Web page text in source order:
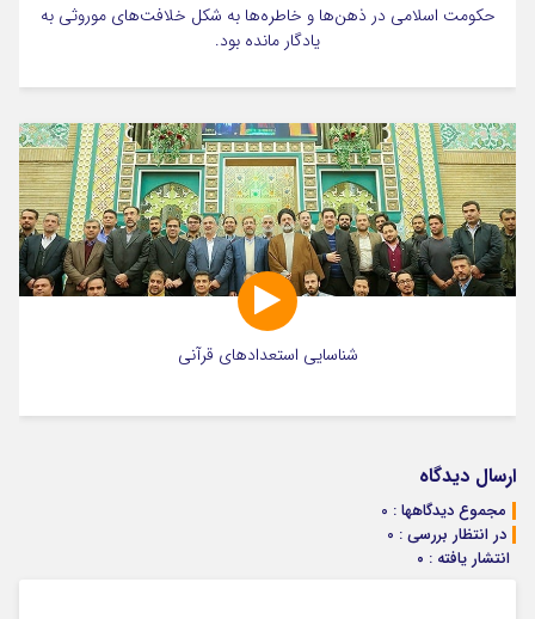
حکومت اسلامی در ذهن‌ها و خاطره‌ها به شکل خلافت‌های موروثی به
یادگار مانده بود.
شناسایی استعدادهای قرآنی
ارسال دیدگاه
مجموع دیدگاهها : 0
در انتظار بررسی : 0
انتشار یافته : ۰